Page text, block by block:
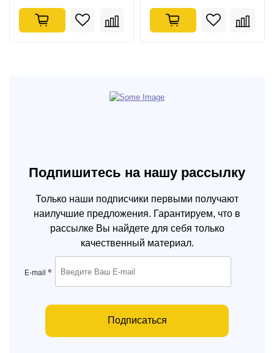
Подпишитесь на нашу рассылку
Только наши подписчики первыми получают
наилучшие предложения. Гарантируем, что в
рассылке Вы найдете для себя только
качественный материал.
E-mail *
Подписаться